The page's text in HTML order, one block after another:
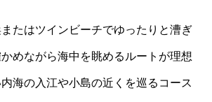
たはツインビーチでゆったりと漕ぎ
めながら海中を眺めるルートが理想
海の入江や小島の近くを巡るコース